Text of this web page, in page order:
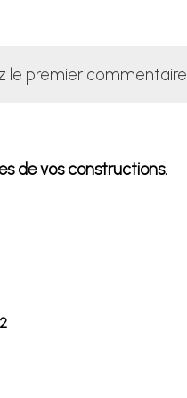
le premier commentaire
de vos constructions.